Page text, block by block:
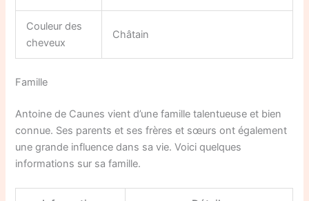
Couleur des
cheveux
Châtain
Famille
Antoine de Caunes vient d’une famille talentueuse et bien
connue. Ses parents et ses frères et sœurs ont également
une grande influence dans sa vie. Voici quelques
informations sur sa famille.